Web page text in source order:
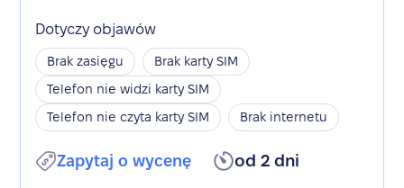
Dotyczy objawów
Brak zasięgu
Brak karty SIM
Telefon nie widzi karty SIM
Telefon nie czyta karty SIM
Brak internetu
Zapytaj o wycenę od 2 dni